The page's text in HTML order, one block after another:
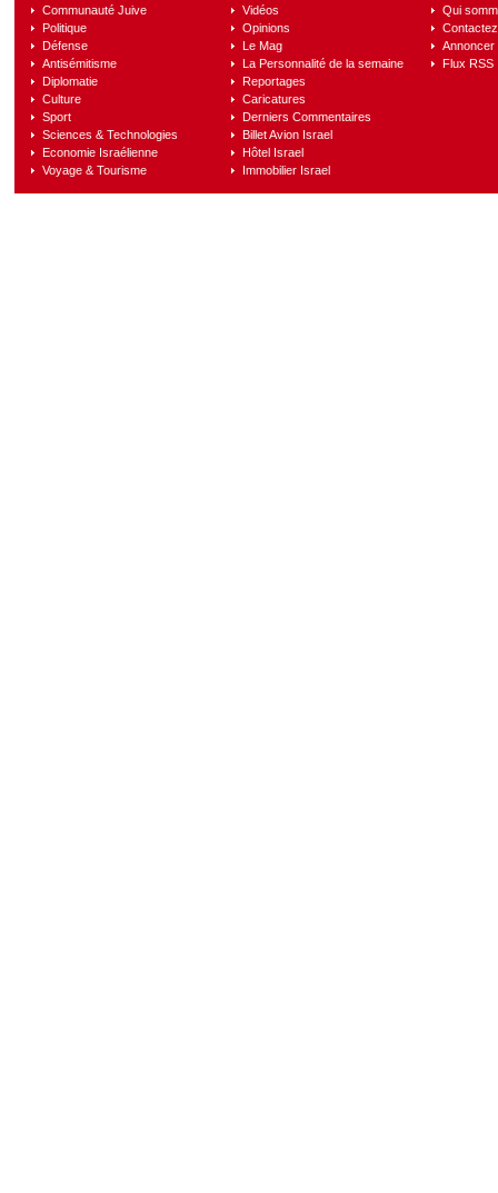
Communauté Juive
Politique
Défense
Antisémitisme
Diplomatie
Culture
Sport
Sciences & Technologies
Economie Israélienne
Voyage & Tourisme
Vidéos
Opinions
Le Mag
La Personnalité de la semaine
Reportages
Caricatures
Derniers Commentaires
Billet Avion Israel
Hôtel Israel
Immobilier Israel
Qui
Annoncer
Flux RSS